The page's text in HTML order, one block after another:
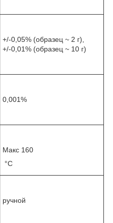
+/-0,05% (образец ~ 2 г),
+/-0,01% (образец ~ 10 г)
0,001%
Макс 160
°С
ручной